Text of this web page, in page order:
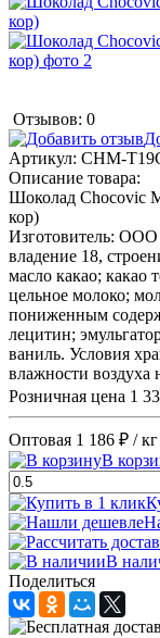
Отзывов: 0
Артикул: CHM-
Описание товара:
Шоколад Chocovic
кор)
Изготовитель:
владение 18,
масло какао; какао
цельное молоко;
пониженным
лецитин;
ваниль. Условия
влажности воздуха
Розничная цена 1
Оптовая 1 186 ₽ / кг
В
В
Поделиться